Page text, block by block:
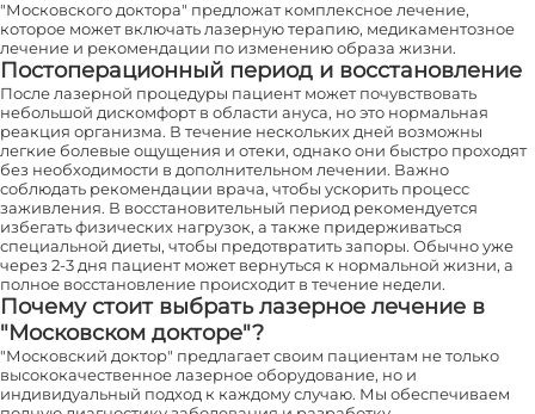
"Московского доктора" предложат комплексное лечение,
которое может включать лазерную терапию, медикаментозное
лечение и рекомендации по изменению образа жизни.
Постоперационный период и восстановление
После лазерной процедуры пациент может почувствовать
небольшой дискомфорт в области ануса, но это нормальная
реакция организма. В течение нескольких дней возможны
легкие болевые ощущения и отеки, однако они быстро проходят
без необходимости в дополнительном лечении. Важно
соблюдать рекомендации врача, чтобы ускорить процесс
заживления. В восстановительный период рекомендуется
избегать физических нагрузок, а также придерживаться
специальной диеты, чтобы предотвратить запоры. Обычно уже
через 2-3 дня пациент может вернуться к нормальной жизни, а
полное восстановление происходит в течение недели.
Почему стоит выбрать лазерное лечение в
"Московском докторе"?
"Московский доктор" предлагает своим пациентам не только
высококачественное лазерное оборудование, но и
индивидуальный подход к каждому случаю. Мы обеспечиваем